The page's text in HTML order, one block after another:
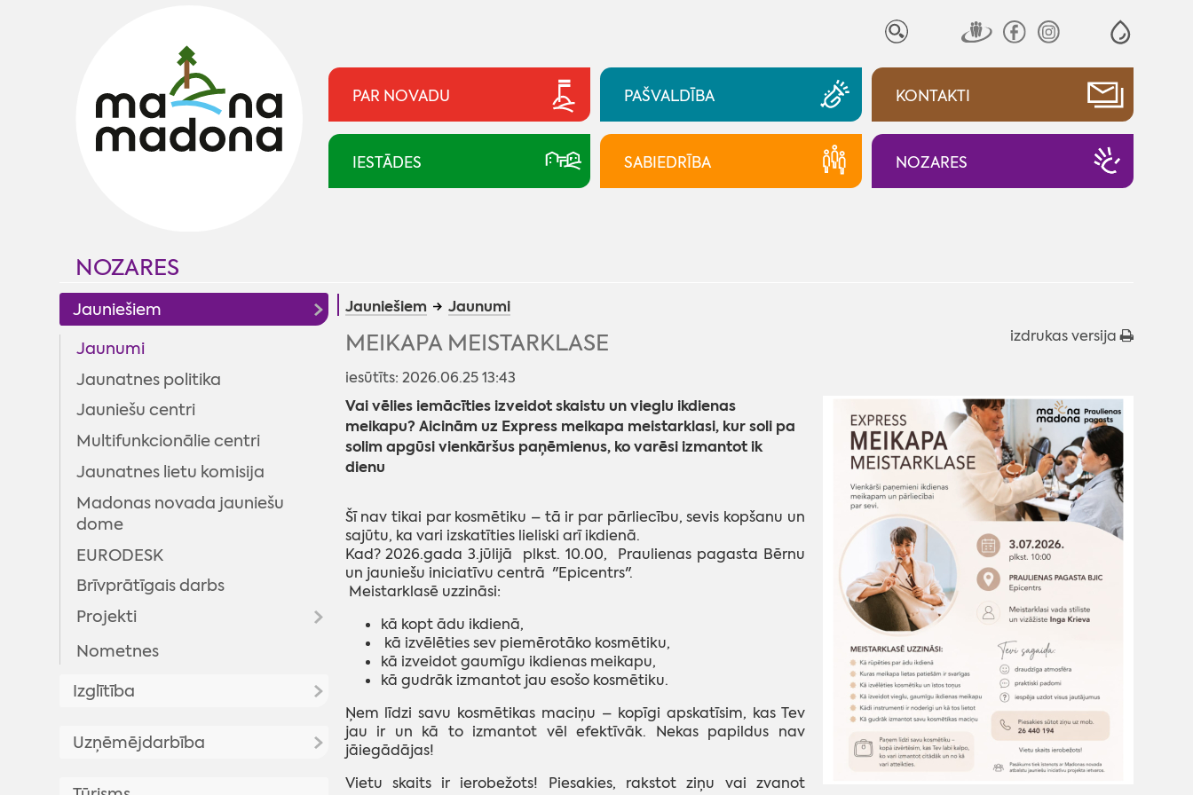
PAR NOVADU PAŠVALDĪBA KONTAKTI
IESTĀDES SABIEDRĪBA NOZARES
NOZARES
Jauniešiem
Jaunumi
Jaunatnes politika
Jauniešu centri
Multifunkcionālie centri
Jaunatnes lietu komisija
Madonas novada jauniešu
dome
EURODESK
Brīvprātīgais darbs
Projekti
Projekts "Kontakts"
Projekts "Proti un dari 2.0"
sistēmas attīstība
pašvaldībās"
Realizētie projekti
Nometnes
Izglītība
Aktualitātes
Uzņēmējdarbība
Atbalsts uzņēmējiem
Jauniešiem Jaunumi
izdrukas versija
MEIKAPA MEISTARKLASE
iesūtīts: 2026.06.25 13:43
Vai vēlies iemācīties izveidot skaistu un vieglu ikdienas
meikapu? Aicinām uz Express meikapa meistarklasi, kur soli pa
solim apgūsi vienkāršus paņēmienus, ko varēsi izmantot ik
dienu
Šī nav tikai par kosmētiku – tā ir par pārliecību, sevis kopšanu un
sajūtu, ka vari izskatīties lieliski arī ikdienā.
Kad? 2026.gada 3.jūlijā plkst. 10.00, Praulienas pagasta Bērnu
un jauniešu iniciatīvu centrā "Epicentrs".
Meistarklasē uzzināsi:
kā kopt ādu ikdienā,
kā izvēlēties sev piemērotāko kosmētiku,
kā izveidot gaumīgu ikdienas meikapu,
kā gudrāk izmantot jau esošo kosmētiku.
Ņem līdzi savu kosmētikas maciņu – kopīgi apskatīsim, kas Tev
jau ir un kā to izmantot vēl efektīvāk. Nekas papildus nav
jāiegādājas!
Vietu skaits ir ierobežots! Piesakies, rakstot ziņu vai zvanot